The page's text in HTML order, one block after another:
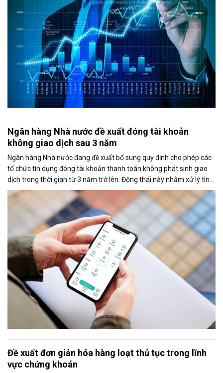
Ngân hàng Nhà nước đề xuất đóng tài khoản
không giao dịch sau 3 năm
Ngân hàng Nhà nước đang đề xuất bổ sung quy định cho phép các
tổ chức tín dụng đóng tài khoản thanh toán không phát sinh giao
dịch trong thời gian từ 3 năm trở lên. Động thái này nhằm xử lý tình
trạng nhiều tài khoản không còn sử dụng, bị bỏ quên hoặc tiềm ẩn
rủi ro trong công tác quản lý.
Đề xuất đơn giản hóa hàng loạt thủ tục trong lĩnh
vực chứng khoán